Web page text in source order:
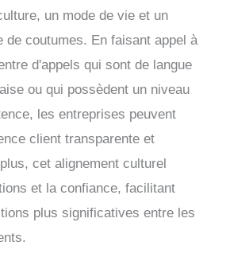
un mode de vie et un
de coutumes. En faisant appel à
d'appels qui sont de langue
ou qui possèdent un niveau
les entreprises peuvent
client transparente et
cet alignement culturel
et la confiance, facilitant
plus significatives entre les